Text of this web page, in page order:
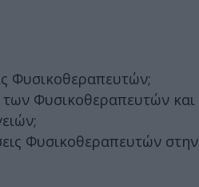
Φυσικοθεραπευτών;
Φυσικοθεραπευτών και
Φυσικοθεραπευτών στην